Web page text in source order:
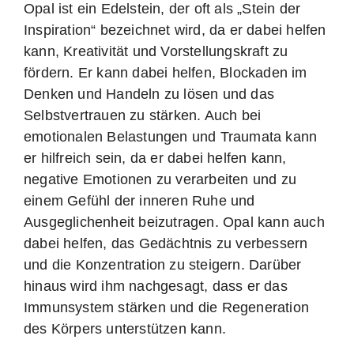
Opal ist ein Edelstein, der oft als „Stein der
Inspiration“ bezeichnet wird, da er dabei helfen
kann, Kreativität und Vorstellungskraft zu
fördern. Er kann dabei helfen, Blockaden im
Denken und Handeln zu lösen und das
Selbstvertrauen zu stärken. Auch bei
emotionalen Belastungen und Traumata kann
er hilfreich sein, da er dabei helfen kann,
negative Emotionen zu verarbeiten und zu
einem Gefühl der inneren Ruhe und
Ausgeglichenheit beizutragen. Opal kann auch
dabei helfen, das Gedächtnis zu verbessern
und die Konzentration zu steigern. Darüber
hinaus wird ihm nachgesagt, dass er das
Immunsystem stärken und die Regeneration
des Körpers unterstützen kann.